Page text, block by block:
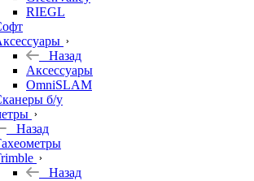
RIEGL
Назад
Аксессуары
OmniSLAM
б/у
Назад
Назад